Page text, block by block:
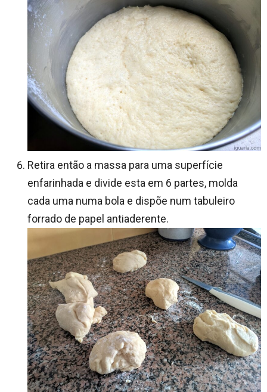
Retira então a massa para uma superfície
enfarinhada e divide esta em 6 partes, molda
cada uma numa bola e dispõe num tabuleiro
forrado de papel antiaderente.